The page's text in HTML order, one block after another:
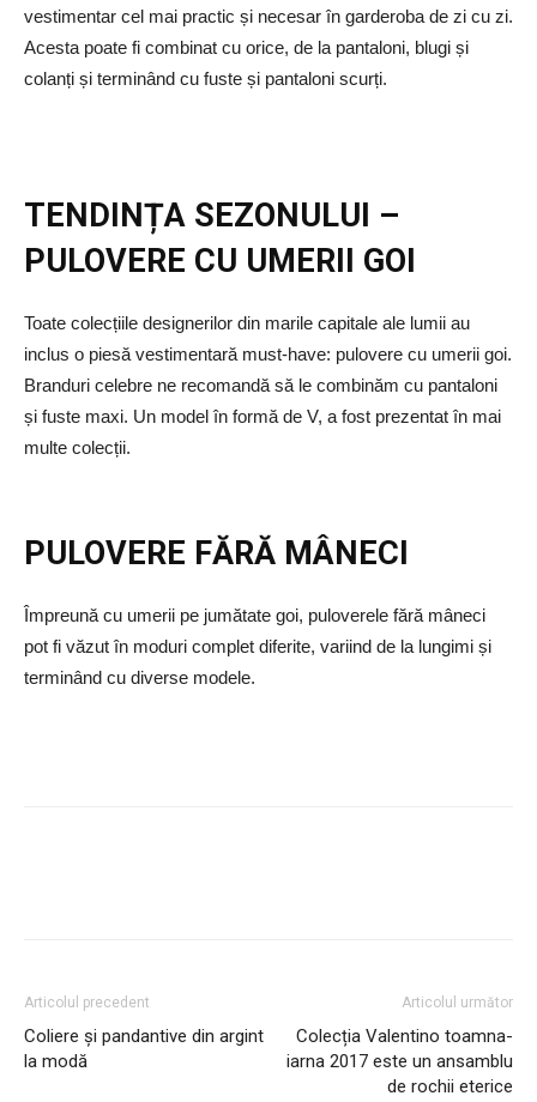
vestimentar cel mai practic și necesar în garderoba de zi cu zi.
Acesta poate fi combinat cu orice, de la pantaloni, blugi și
colanți și terminând cu fuste și pantaloni scurți.
TENDINȚA SEZONULUI –
PULOVERE CU UMERII GOI
Toate colecțiile designerilor din marile capitale ale lumii au
inclus o piesă vestimentară must-have: pulovere cu umerii goi.
Branduri celebre ne recomandă să le combinăm cu pantaloni
și fuste maxi. Un model în formă de V, a fost prezentat în mai
multe colecții.
PULOVERE FĂRĂ MÂNECI
Împreună cu umerii pe jumătate goi, puloverele fără mâneci
pot fi văzut în moduri complet diferite, variind de la lungimi și
terminând cu diverse modele.
Articolul precedent
Coliere și pandantive din argint
la modă
Articolul următor
Colecția Valentino toamna-
iarna 2017 este un ansamblu
de rochii eterice